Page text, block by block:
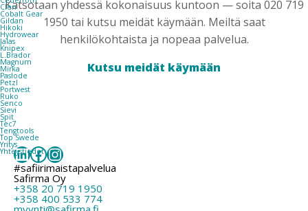
Clen
Cobalt Gear
Gildan
Hikoki
Hydrowear
Jalas
Knipex
L.Brador
Magnum
Mirka
Paslode
Petzl
Portwest
Ruko
Senco
Sievi
Spit
Tec7
Tengtools
Top Swede
Yritys
Yhteystiedot
Katsotaan yhdessä kokonaisuus kuntoon — soita 020 719
1950 tai kutsu meidät käymään. Meiltä saat
henkilökohtaista ja nopeaa palvelua.
Kutsu meidät käymään
LinkedIn
Facebook
Instagram
#safiirimaistapalvelua
Safirma Oy
+358 20 719 1950
+358 400 533 774